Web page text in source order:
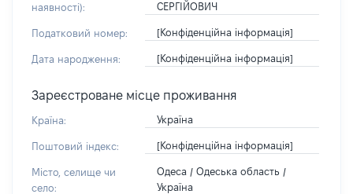
наявності):
СЕРГІЙОВИЧ
Податковий номер: [Конфіденційна інформація]
Дата народження: [Конфіденційна інформація]
Зареєстроване місце проживання
Країна: Україна
Поштовий індекс: [Конфіденційна інформація]
Місто, селище чи
село:
Одеса / Одеська область /
Україна